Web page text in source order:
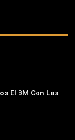
El 8M Con Las